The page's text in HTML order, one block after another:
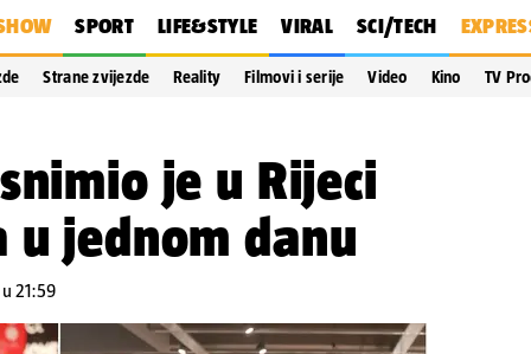
SPORT LIFE&STYLE VIRAL SCI/TECH
Strane zvijezde Reality Filmovi i serije Video Kino TV
je u Rijeci
u jednom danu
21:59